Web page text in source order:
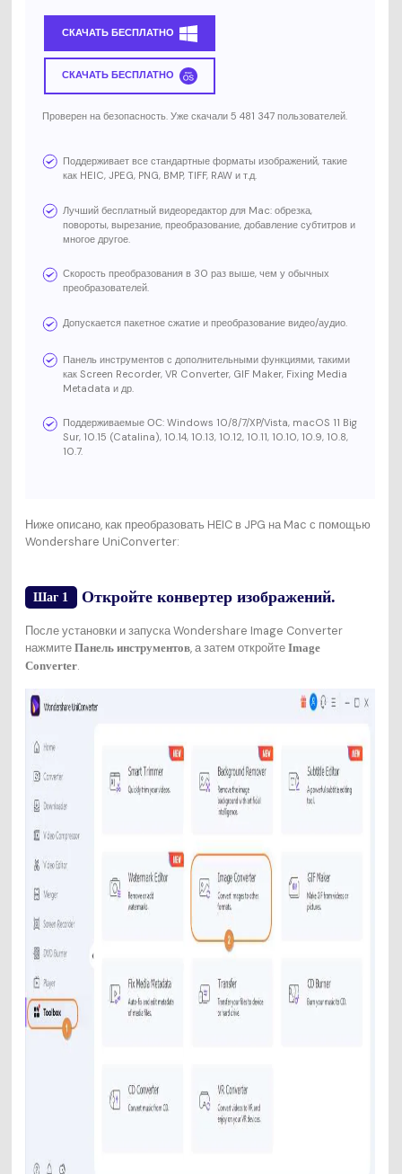
СКАЧАТЬ БЕСПЛАТНО
СКАЧАТЬ БЕСПЛАТНО
Проверен на безопасность. Уже скачали 5 481 347 пользователей.
Поддерживает все стандартные форматы изображений, такие
как HEIC, JPEG, PNG, BMP, TIFF, RAW и т.д.
Лучший бесплатный видеоредактор для Mac: обрезка,
повороты, вырезание, преобразование, добавление субтитров и
многое другое.
Скорость преобразования в 30 раз выше, чем у обычных
преобразователей.
Допускается пакетное сжатие и преобразование видео/аудио.
Панель инструментов с дополнительными функциями, такими
как Screen Recorder, VR Converter, GIF Maker, Fixing Media
Metadata и др.
Поддерживаемые ОС: Windows 10/8/7/XP/Vista, macOS 11 Big
Sur, 10.15 (Catalina), 10.14, 10.13, 10.12, 10.11, 10.10, 10.9, 10.8,
10.7.
Ниже описано, как преобразовать HEIC в JPG на Mac с помощью
Wondershare UniConverter:
Шаг 1 Откройте конвертер изображений.
После установки и запуска Wondershare Image Converter
нажмите Панель инструментов, а затем откройте Image
Converter.